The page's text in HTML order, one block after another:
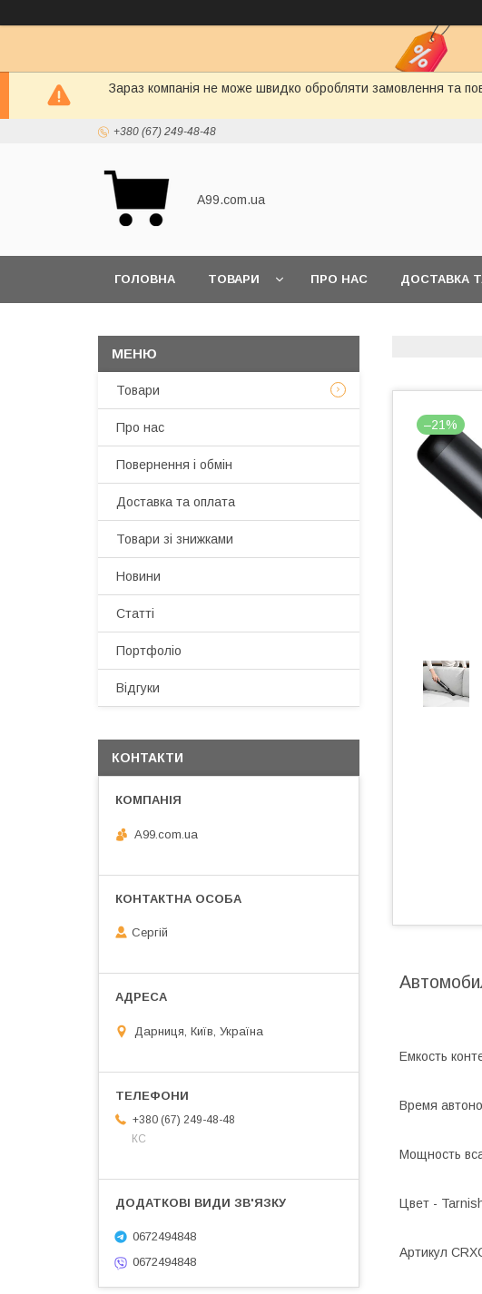
Зараз компанія не може швидко обробляти замовлення та
+380 (67) 249-48-48
A99.com.ua
ГОЛОВНА ТОВАРИ ПРО НАС ДОСТАВКА
–21%
Емкость
Время
Мощность
Цвет -
Артикул
Товари
Про нас
Повернення і обмін
Доставка та оплата
Товари зі знижками
Новини
Статті
Портфоліо
Відгуки
КОНТАКТИ
A99.com.ua
Сергій
Дарниця, Київ, Україна
+380 (67) 249-48-48
КС
0672494848
0672494848